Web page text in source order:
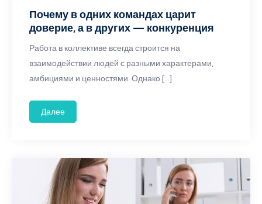
Почему в одних командах царит
доверие, а в других — конкуренция
Работа в коллективе всегда строится на
взаимодействии людей с разными характерами,
амбициями и ценностями. Однако […]
Далее